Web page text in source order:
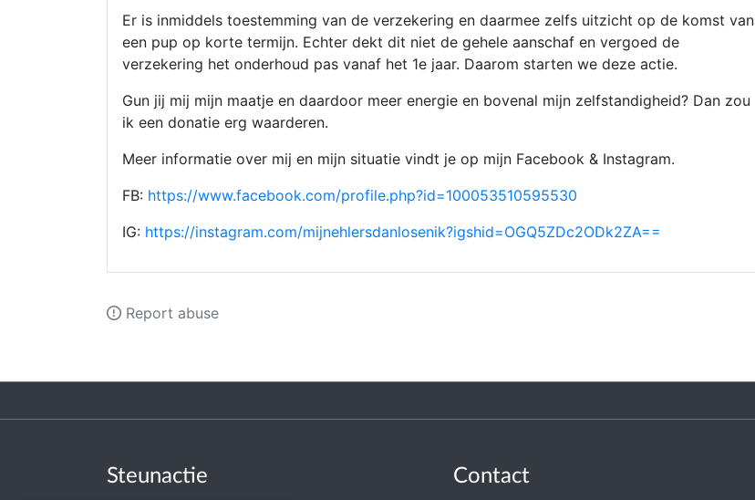
Er is inmiddels toestemming van de verzekering en daarmee zelfs uitzicht op de komst van
een pup op korte termijn. Echter dekt dit niet de gehele aanschaf en vergoed de
verzekering het onderhoud pas vanaf het 1e jaar. Daarom starten we deze actie.
Gun jij mij mijn maatje en daardoor meer energie en bovenal mijn zelfstandigheid? Dan zou
ik een donatie erg waarderen.
Meer informatie over mij en mijn situatie vindt je op mijn Facebook & Instagram.
FB: https://www.facebook.com/profile.php?id=100053510595530
IG: https://instagram.com/mijnehlersdanlosenik?igshid=OGQ5ZDc2ODk2ZA==
Report abuse
Steunactie Contact